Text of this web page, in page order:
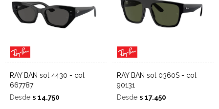
RAY BAN sol 4430 - col
667787
Desde $ 14.750
RAY BAN sol 0360S - col
90131
Desde $ 17.450